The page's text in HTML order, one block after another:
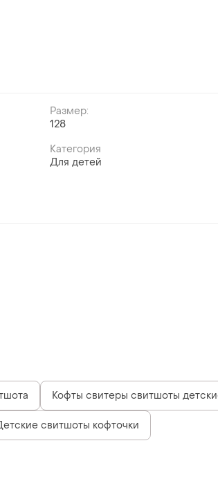
Размер:
128
Категория
Для детей
Кофты свитеры свитшоты
свитшоты кофточки